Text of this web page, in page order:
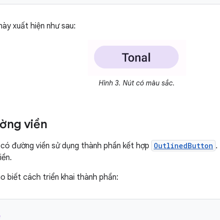
xuất hiện như sau:
Hình 3. Nút có màu sắc.
viền
đường viền sử dụng thành phần kết hợp OutlinedButton .
biết cách triển khai thành phần: